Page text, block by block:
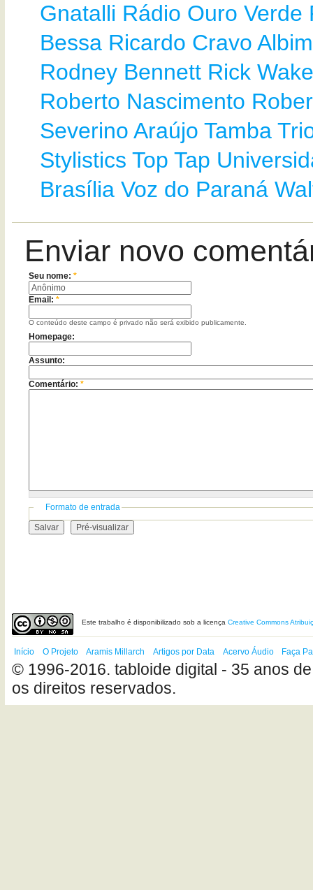
Gnatalli Rádio Ouro Verde
Bessa Ricardo Cravo Albim
Rodney Bennett Rick
Roberto Nascimento
Severino Araújo Tamba
Stylistics Top Tap
Brasília Voz do Paraná
Enviar novo
Seu nome:*
Email:*
O conteúdo deste campo é privado não será exibido publicamente.
Homepage:
Assunto:
Comentário:*
Formato de entrada
Estetrabalho é disponibilizado sob a licençaCreative Commons
Início O Projeto Aramis Millarch Artigos por Data Acervo Áudio Faça
© 1996-2016. tabloide digital - 35 anos
os direitos reservados.